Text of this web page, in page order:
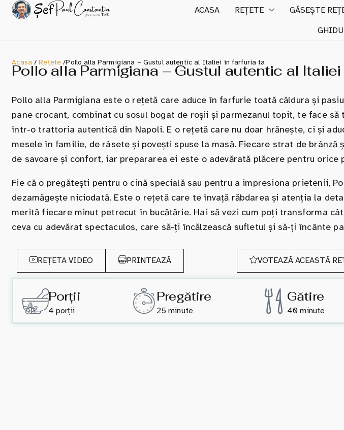
ACASA REȚETE GĂSEȘTE
Acasa/Rețete /Pollo alla Parmigiana – Gustul autentic al Italiei în farfuria ta
Pollo alla Parmigiana – Gustul autentic al
Pollo alla Parmigiana este o rețetă care aduce în farfurie toată căldura și
pane crocant, combinat cu sosul bogat de roșii și parmezanul topit, te face
într-o trattoria autentică din Napoli. E o rețetă care nu doar hrănește, ci și
mesele în familie, de râsete și povești spuse la masă. Fiecare strat de brânză
de savoare și confort, iar prepararea ei este o adevărată plăcere pentru orice
Fie că o pregătești pentru o cină specială sau pentru a impresiona prietenii,
dezamăgește niciodată. Este o rețetă care te învață răbdarea și atenția la
merită fiecare minut petrecut în bucătărie. Hai să vezi cum poți transforma
ceva cu adevărat spectaculos, care să-ți încălzească sufletul și să-ți încânte
REȚETA VIDEO PRINTEAZĂ VOTEAZĂ ACEASTĂ
Porții
4 porții
Pregătire
25 minute
Gătire
40 minute